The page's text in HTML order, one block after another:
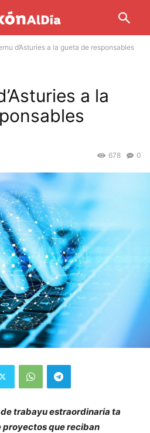
d’Asturies a la gueta de responsables
a la
0
678
trabayu estraordinaria ta
proyectos que reciban